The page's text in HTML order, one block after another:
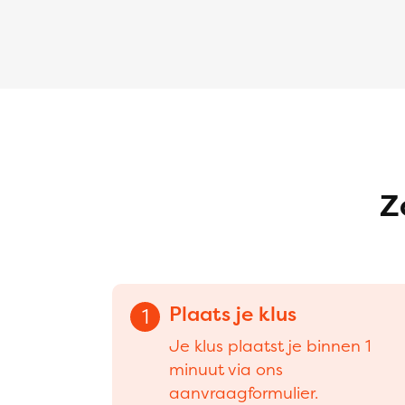
1 Plaats je klus
Je klus plaatst je binnen 1
minuut via ons
aanvraagformulier.